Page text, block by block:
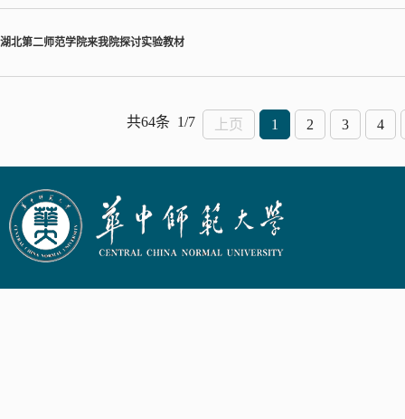
湖北第二师范学院来我院探讨实验教材
共64条 1/7 上页 1 2 3 4